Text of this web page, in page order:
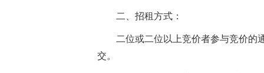
二、招租方式：
二位或二位以上竞价者参与竞价的
交。